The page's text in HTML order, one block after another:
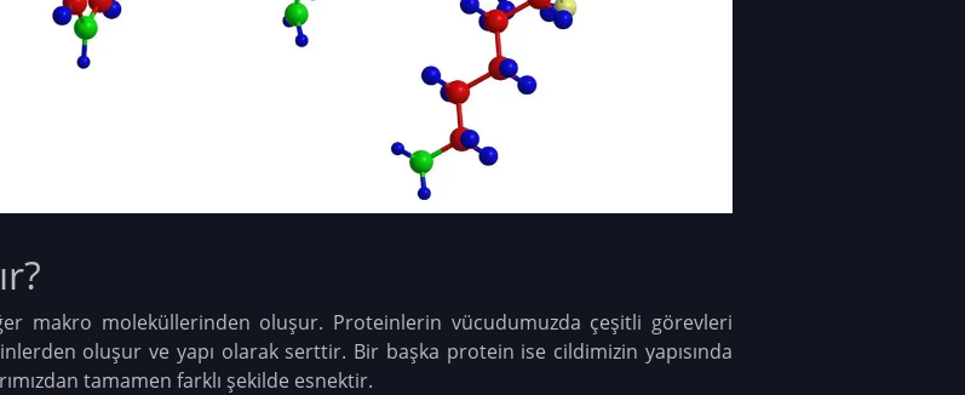
makro moleküllerinden oluşur. Proteinlerin vücudumuzda çeşitli görevleri
oluşur ve yapı olarak serttir. Bir başka protein ise cildimizin yapısında
tamamen farklı şekilde esnektir.